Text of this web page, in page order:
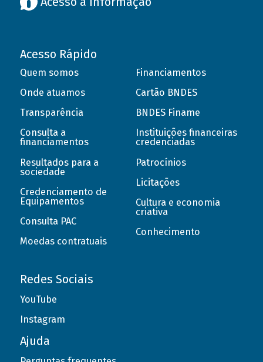
Acesso Rápido
Quem somos
Onde atuamos
Transparência
Consulta a
financiamentos
Resultados para a
sociedade
Credenciamento de
Equipamentos
Consulta PAC
Moedas contratuais
Financiamentos
Cartão BNDES
BNDES Finame
Instituições financeiras
credenciadas
Patrocínios
Licitações
Cultura e economia
criativa
Conhecimento
Redes Sociais
YouTube
Instagram
Ajuda